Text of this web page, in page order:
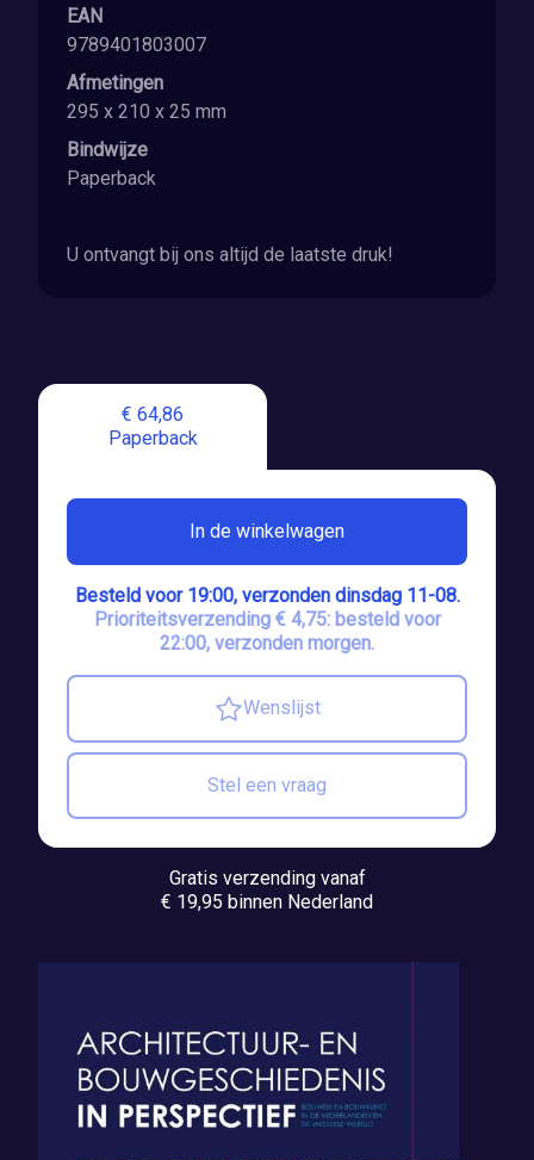
€ 64,86
Paperback
In de winkelwagen
Besteld voor 19:00, verzonden dinsdag 11-08.
Prioriteitsverzending € 4,75: besteld voor
22:00, verzonden morgen.
Wenslijst
Stel een vraag
Gratis verzending vanaf
€ 19,95 binnen Nederland
EAN
9789401803007
Afmetingen
295 x 210 x 25 mm
Bindwijze
Paperback
U ontvangt bij ons altijd de laatste druk!